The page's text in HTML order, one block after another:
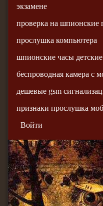
экзамене
проверка на шпионские
прослушка компьютера
шпионские часы детские
беспроводная камера с
дешевые gsm
признаки прослушка
Войти